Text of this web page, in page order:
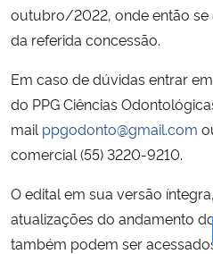
outubro/2022, onde então se
da referida concessão.
Em caso de dúvidas entrar
do PPG Ciências
mail ppgodonto@gmail.com
comercial (55) 3220-9210.
O edital em sua versão
atualizações do andamento
também podem ser